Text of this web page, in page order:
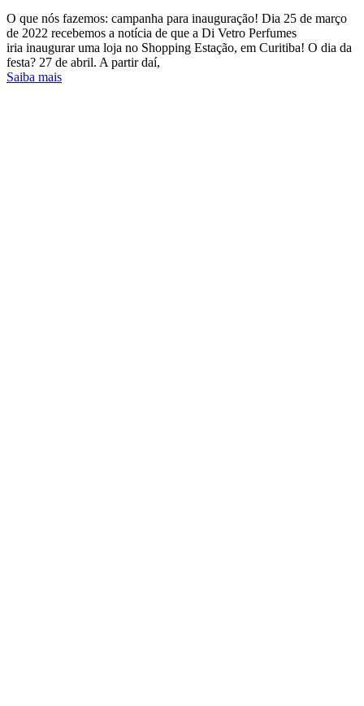
O que nós fazemos: campanha para inauguração! Dia 25 de março
de 2022 recebemos a notícia de que a Di Vetro Perfumes
iria inaugurar uma loja no Shopping Estação, em Curitiba! O dia da
festa? 27 de abril. A partir daí,
Saiba mais